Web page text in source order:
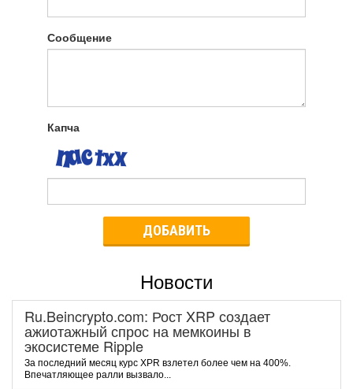
Сообщение
Капча
ДОБАВИТЬ
Новости
Ru.Beincrypto.com: Рост XRP создает
ажиотажный спрос на мемкоины в
экосистеме Ripple
За последний месяц курс XPR взлетел более чем на 400%.
Впечатляющее ралли вызвало...